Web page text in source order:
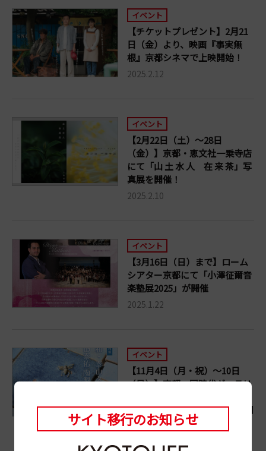
イベント
【チケットプレゼント】2月21
日（金）より、映画『事実無
根』京都シネマで上映開始！
2025.2.12
イベント
【2月22日（土）～28日
（金）】京都・恵文社一乗寺店
にて「山 土 水 人 在 来 茶」写
真展を開催！
2025.2.10
イベント
【3月16日（日）まで】ローム
シアター京都にて「小澤征爾音
楽塾展2025」が開催
2025.1.22
イベント
【11月4日（月・祝）～10日
（日）】京都・同時代ギャラリ
「池田泰佑 陶製モザイク展」同
時開催！
サイト移行のお知らせ